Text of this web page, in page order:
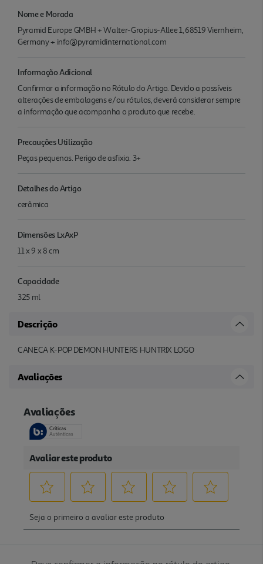
Nome e Morada
Pyramid Europe GMBH + Walter-Gropius-Allee 1, 68519 Viernheim,
Germany + info@pyramidinternational.com
Informação Adicional
Confirmar a informação no Rótulo do Artigo. Devido a possíveis
alterações de embalagens e/ou rótulos, deverá considerar sempre
a informação que acompanha o produto que recebe.
Precauções Utilização
Peças pequenas. Perigo de asfixia. 3+
Detalhes do Artigo
cerâmica
Dimensões LxAxP
11 x 9 x 8 cm
Capacidade
325 ml
Descrição
CANECA K-POP DEMON HUNTERS HUNTRIX LOGO
Avaliações